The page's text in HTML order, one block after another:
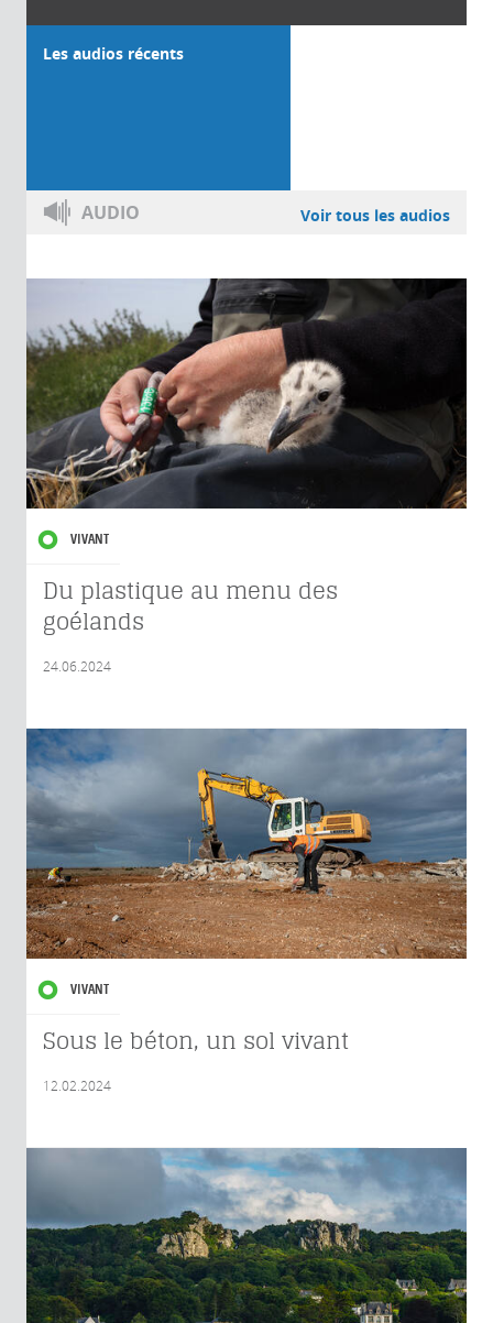
Les audios récents
AUDIO Voir tous les audios
VIVANT
Du plastique au menu des
goélands
24.06.2024
VIVANT
Sous le béton, un sol vivant
12.02.2024